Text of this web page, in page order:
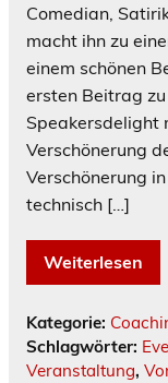
Comedian,
macht ihn zu
einem schönen
ersten Beitrag
Speakersdelight
Verschönerung
Verschönerung
technisch […]
Weiterlesen
Kategorie:
Schlagwörter:
Veranstaltung,